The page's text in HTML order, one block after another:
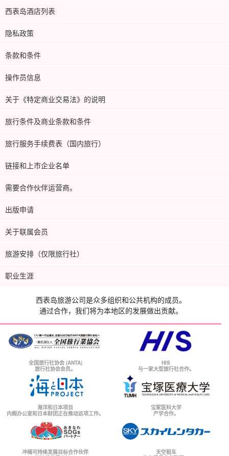
西表岛酒店列表
隐私政策
条款和条件
操作员信息
关于《特定商业交易法》的说明
旅行条件及商业条款和条件
旅行服务手续费表（国内旅行）
链接和上市企业名单
需要合作伙伴运营商。
出版申请
关于联属会员
旅游安排（仅限旅行社）
职业生涯
西表岛旅游公司是众多组织和公共机构的成员。
通过合作，我们将为本地区的发展做出贡献。
全国旅行社协会 (ANTA)
旅行社协会会员。
HIS
与一家大型旅行社合作。
海洋和日本项目
内阁办公室和日本财团正在推动这项工作。
宝冢医科大学
产学合作。
冲绳可持续发展目标合作伙伴
天空租车